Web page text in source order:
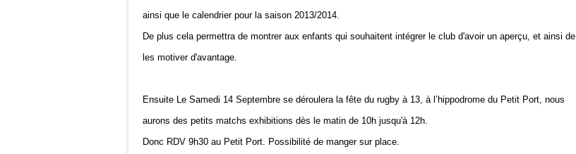
ainsi que le calendrier pour la saison 2013/2014.
De plus cela permettra de montrer aux enfants qui souhaitent intégrer le club d'avoir un aperçu, et ainsi de
les motiver d'avantage.
Ensuite Le Samedi 14 Septembre se déroulera la fête du rugby à 13, à l’hippodrome du Petit Port, nous
aurons des petits matchs exhibitions dès le matin de 10h jusqu'à 12h.
Donc RDV 9h30 au Petit Port. Possibilité de manger sur place.